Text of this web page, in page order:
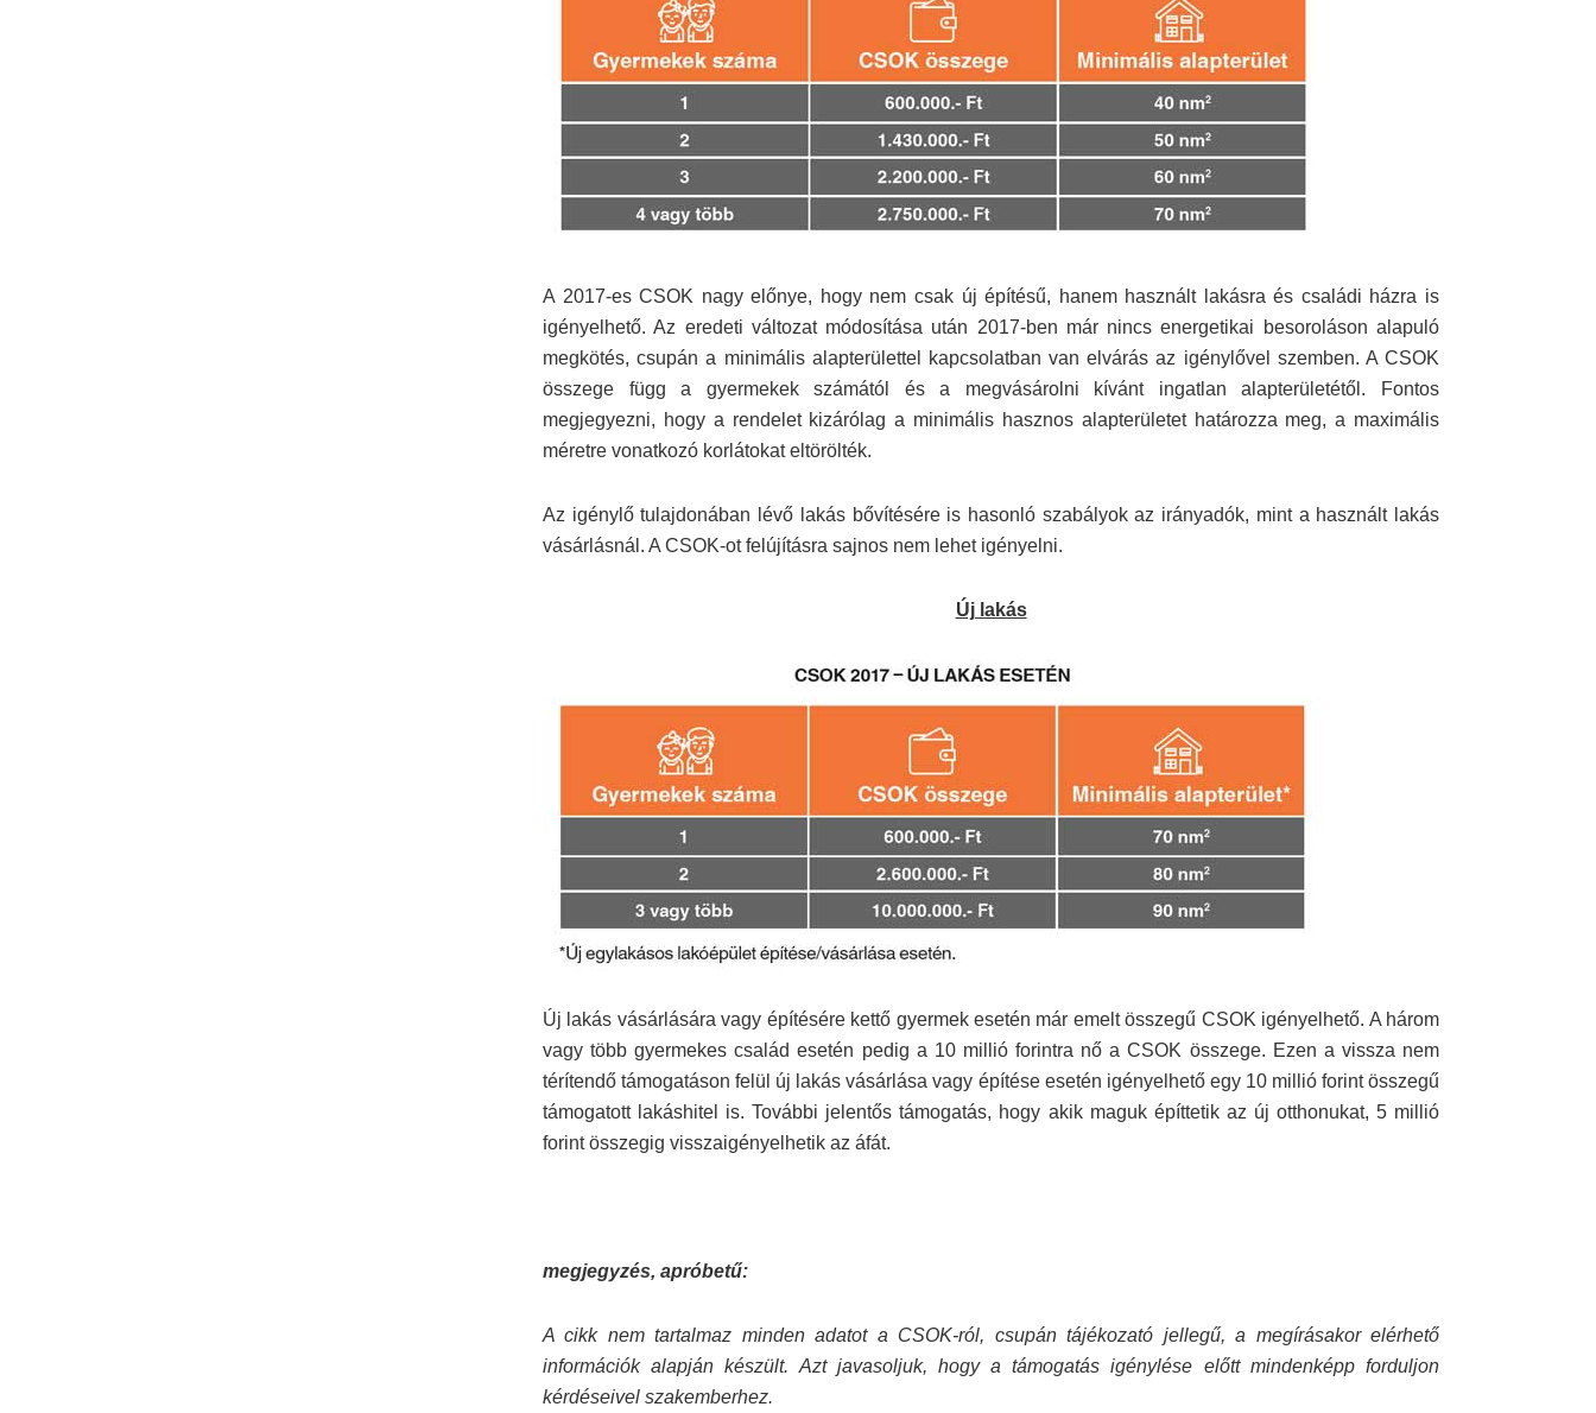
A 2017-es CSOK nagy előnye, hogy nem csak új építésű, hanem használt lakásra és családi házra is
igényelhető. Az eredeti változat módosítása után 2017-ben már nincs energetikai besoroláson alapuló
megkötés, csupán a minimális alapterülettel kapcsolatban van elvárás az igénylővel szemben. A CSOK
összege függ a gyermekek számától és a megvásárolni kívánt ingatlan alapterületétől. Fontos
megjegyezni, hogy a rendelet kizárólag a minimális hasznos alapterületet határozza meg, a maximális
méretre vonatkozó korlátokat eltörölték.
Az igénylő tulajdonában lévő lakás bővítésére is hasonló szabályok az irányadók, mint a használt lakás
vásárlásnál. A CSOK-ot felújításra sajnos nem lehet igényelni.
Új lakás
Új lakás vásárlására vagy építésére kettő gyermek esetén már emelt összegű CSOK igényelhető. A három
vagy több gyermekes család esetén pedig a 10 millió forintra nő a CSOK összege. Ezen a vissza nem
térítendő támogatáson felül új lakás vásárlása vagy építése esetén igényelhető egy 10 millió forint összegű
támogatott lakáshitel is. További jelentős támogatás, hogy akik maguk építtetik az új otthonukat, 5 millió
forint összegig visszaigényelhetik az áfát.
megjegyzés, apróbetű:
A cikk nem tartalmaz minden adatot a CSOK-ról, csupán tájékozató jellegű, a megírásakor elérhető
információk alapján készült. Azt javasoljuk, hogy a támogatás igénylése előtt mindenképp forduljon
kérdéseivel szakemberhez.